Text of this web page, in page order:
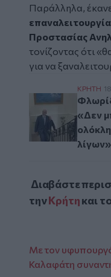
Παράλληλα,
Προστασίας
τονίζοντας ότι
για να
ΚΡΗΤΗ
«Δεν
λίγων»
Διαβάστε
τηνΚρήτηκαι
Με τον
Καλαφάτη